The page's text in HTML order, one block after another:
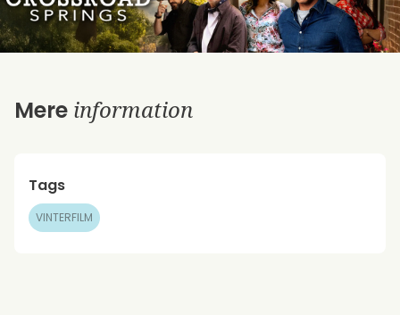
Mere information
Tags
VINTERFILM